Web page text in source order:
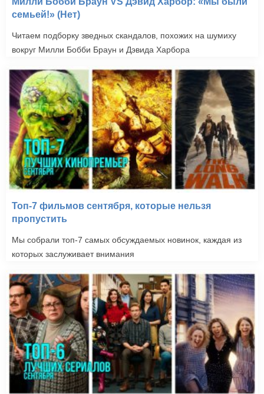
семьей!» (Нет)
Читаем подборку зведных скандалов, похожих на шумиху
вокруг Милли Бобби Браун и Дэвида Харбора
Топ-7 фильмов сентября, которые нельзя
пропустить
Мы собрали топ-7 самых обсуждаемых новинок, каждая из
которых заслуживает внимания